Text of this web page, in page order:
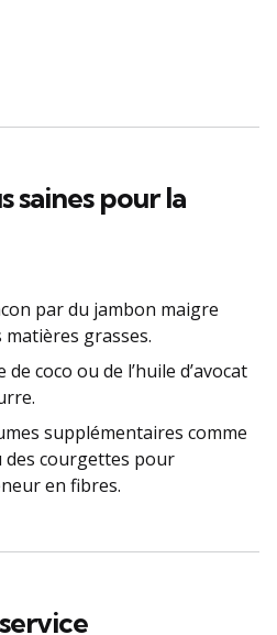
saines pour la
par du jambon maigre
grasses.
de coco ou de l’huile d’avocat
supplémentaires comme
des courgettes pour
en fibres.